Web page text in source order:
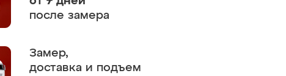
после замера
Замер,
доставка и подъем